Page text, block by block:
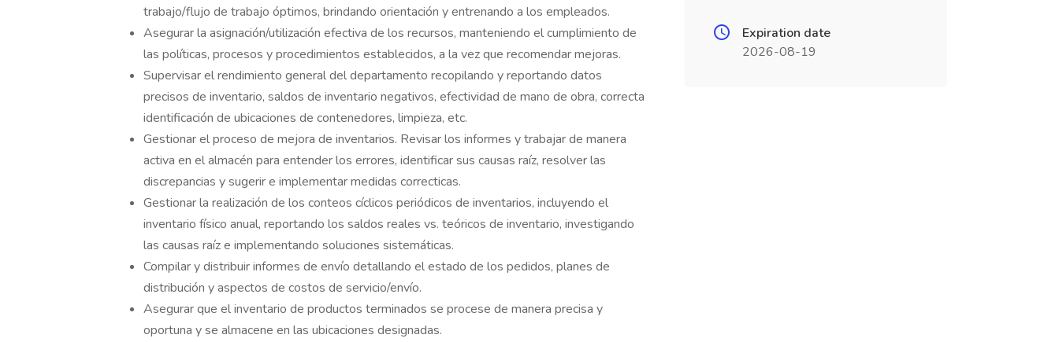
trabajo/flujo de trabajo óptimos, brindando orientación y entrenando a los empleados.
Asegurar la asignación/utilización efectiva de los recursos, manteniendo el cumplimiento de
las políticas, procesos y procedimientos establecidos, a la vez que recomendar mejoras.
Supervisar el rendimiento general del departamento recopilando y reportando datos
precisos de inventario, saldos de inventario negativos, efectividad de mano de obra, correcta
identificación de ubicaciones de contenedores, limpieza, etc.
Gestionar el proceso de mejora de inventarios. Revisar los informes y trabajar de manera
activa en el almacén para entender los errores, identificar sus causas raíz, resolver las
discrepancias y sugerir e implementar medidas correcticas.
Gestionar la realización de los conteos cíclicos periódicos de inventarios, incluyendo el
inventario físico anual, reportando los saldos reales vs. teóricos de inventario, investigando
las causas raíz e implementando soluciones sistemáticas.
Compilar y distribuir informes de envío detallando el estado de los pedidos, planes de
distribución y aspectos de costos de servicio/envío.
Asegurar que el inventario de productos terminados se procese de manera precisa y
oportuna y se almacene en las ubicaciones designadas.
Expiration date
2026-08-19